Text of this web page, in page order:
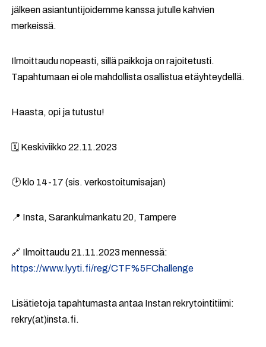
jälkeen asiantuntijoidemme kanssa jutulle kahvien
merkeissä.
Ilmoittaudu nopeasti, sillä paikkoja on rajoitetusti.
Tapahtumaan ei ole mahdollista osallistua etäyhteydellä.
Haasta, opi ja tutustu!
🗓️ Keskiviikko 22.11.2023
🕑 klo 14-17 (sis. verkostoitumisajan)
📍 Insta, Sarankulmankatu 20, Tampere
🔗 Ilmoittaudu 21.11.2023 mennessä:
https://www.lyyti.fi/reg/CTF%5FChallenge
Lisätietoja tapahtumasta antaa Instan rekrytointitiimi:
rekry(at)insta.fi.